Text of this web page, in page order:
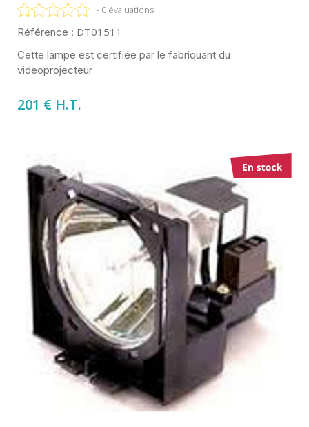
- 0 évaluations
Référence : DT01511
Cette lampe est certifiée par le fabriquant du
videoprojecteur
201 € H.T.